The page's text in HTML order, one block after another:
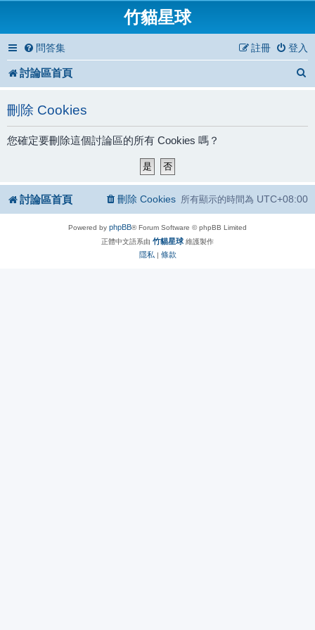
竹貓星球
問答集 登入
註冊
討論區首頁
刪除 Cookies
您確定要刪除這個討論區的所有 Cookies 嗎？
討論區首頁 所有顯示的時間為 UTC+08:00
刪除 Cookies
Powered by phpBB® Forum Software © phpBB Limited
正體中文語系由 竹貓星球 維護製作
隱私 | 條款